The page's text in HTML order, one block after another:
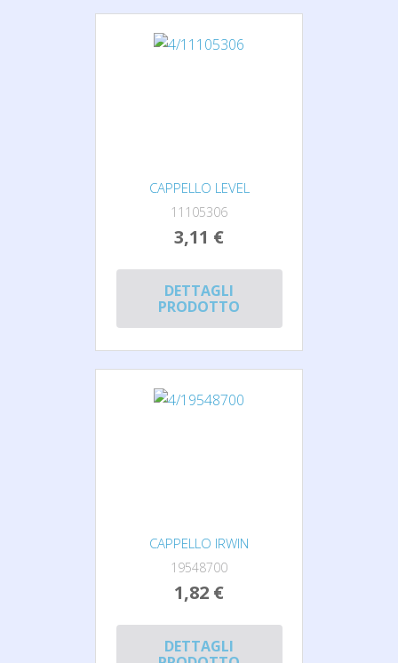
CAPPELLO LEVEL
11105306
3,11 €
DETTAGLI
PRODOTTO
CAPPELLO IRWIN
19548700
1,82 €
DETTAGLI